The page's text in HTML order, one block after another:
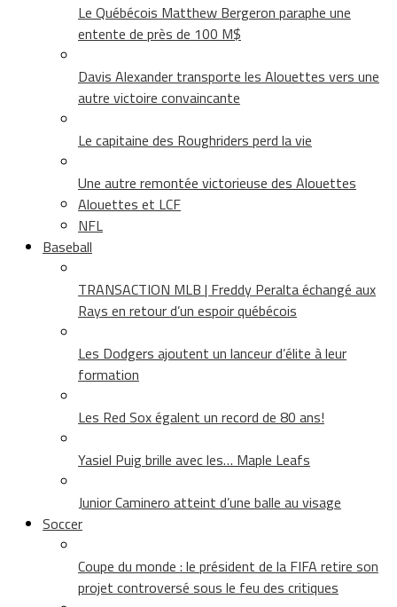
Le Québécois Matthew Bergeron paraphe une
entente de près de 100 M$
Davis Alexander transporte les Alouettes vers une
autre victoire convaincante
Le capitaine des Roughriders perd la vie
Une autre remontée victorieuse des Alouettes
Alouettes et LCF
NFL
Baseball
TRANSACTION MLB | Freddy Peralta échangé aux
Rays en retour d’un espoir québécois
Les Dodgers ajoutent un lanceur d’élite à leur
formation
Les Red Sox égalent un record de 80 ans!
Yasiel Puig brille avec les… Maple Leafs
Junior Caminero atteint d’une balle au visage
Soccer
Coupe du monde : le président de la FIFA retire son
projet controversé sous le feu des critiques